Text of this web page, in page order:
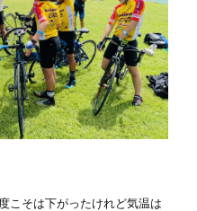
こそは下がったけれど気温は